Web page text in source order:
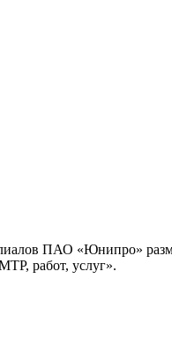
ПАО «Юнипро»
работ, услуг».